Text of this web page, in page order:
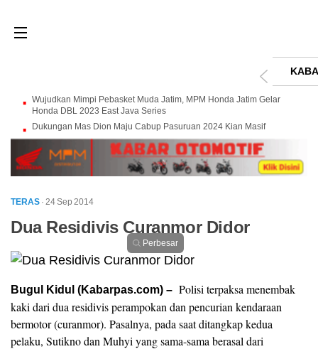
Wujudkan Mimpi Pebasket Muda Jatim, MPM Honda Jatim Gelar
Honda DBL 2023 East Java Series
Dukungan Mas Dion Maju Cabup Pasuruan 2024 Kian Masif
TERAS · 24 Sep 2014
Dua Residivis Curanmor Didor
Perbesar
Bugul Kidul (Kabarpas.com) – Polisi terpaksa menembak
kaki dari dua residivis perampokan dan pencurian kendaraan
bermotor (curanmor). Pasalnya, pada saat ditangkap kedua
pelaku, Sutikno dan Muhyi yang sama-sama berasal dari